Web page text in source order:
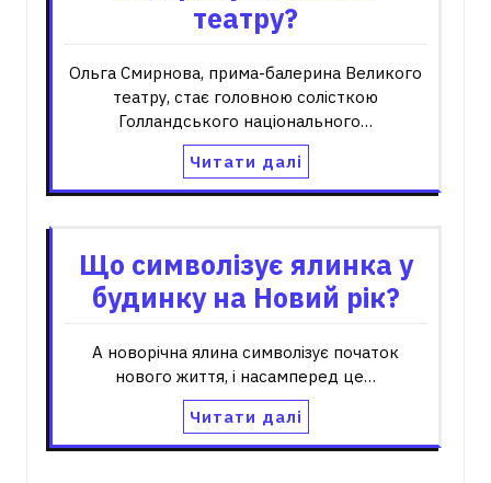
театру?
Ольга Смирнова, прима-балерина Великого
театру, стає головною солісткою
Голландського національного…
Читати далі
Що символізує ялинка у
будинку на Новий рік?
А новорічна ялина символізує початок
нового життя, і насамперед це…
Читати далі